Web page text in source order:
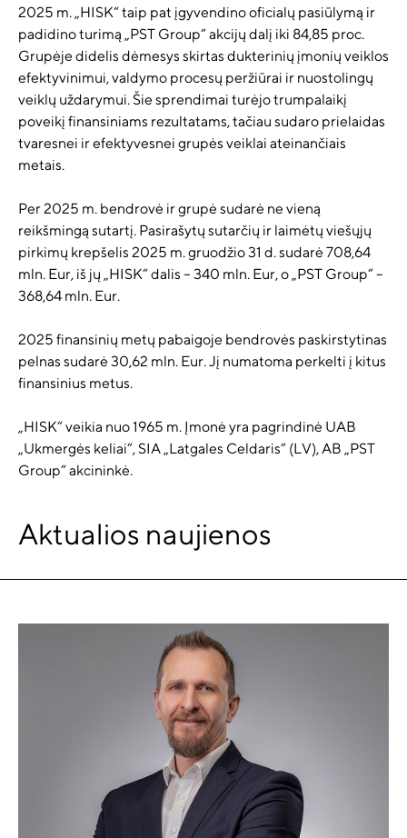
2025 m. „HISK“ taip pat įgyvendino oficialų pasiūlymą ir
padidino turimą „PST Group“ akcijų dalį iki 84,85 proc.
Grupėje didelis dėmesys skirtas dukterinių įmonių veiklos
efektyvinimui, valdymo procesų peržiūrai ir nuostolingų
veiklų uždarymui. Šie sprendimai turėjo trumpalaikį
poveikį finansiniams rezultatams, tačiau sudaro prielaidas
tvaresnei ir efektyvesnei grupės veiklai ateinančiais
metais.
Per 2025 m. bendrovė ir grupė sudarė ne vieną
reikšmingą sutartį. Pasirašytų sutarčių ir laimėtų viešųjų
pirkimų krepšelis 2025 m. gruodžio 31 d. sudarė 708,64
mln. Eur, iš jų „HISK“ dalis – 340 mln. Eur, o „PST Group“ –
368,64 mln. Eur.
2025 finansinių metų pabaigoje bendrovės paskirstytinas
pelnas sudarė 30,62 mln. Eur. Jį numatoma perkelti į kitus
finansinius metus.
„HISK“ veikia nuo 1965 m. Įmonė yra pagrindinė UAB
„Ukmergės keliai“, SIA „Latgales Celdaris“ (LV), AB „PST
Group“ akcininkė.
Aktualios naujienos